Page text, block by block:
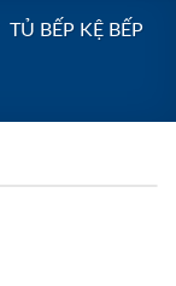
TỦ BẾP KỆ BẾP